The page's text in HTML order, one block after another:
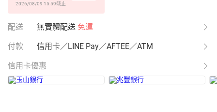
2026/08/09 15:59截止
配送 無實體配送 免運
付款 信用卡／LINE Pay／AFTEE／ATM
信用卡優惠